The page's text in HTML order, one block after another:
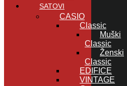
SATOVI
CASIO
Classic
Muški
Classic
Ženski
Classic
EDIFICE
VINTAGE